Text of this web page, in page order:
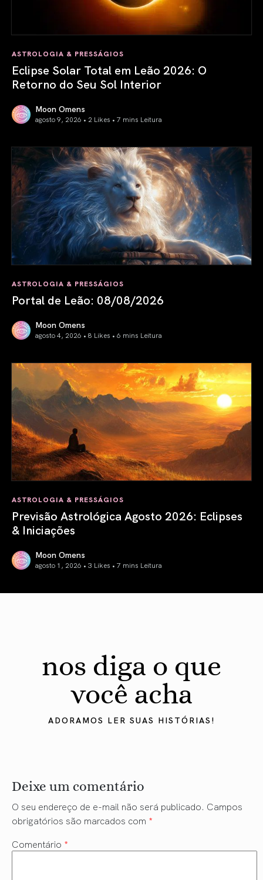
ASTROLOGIA & PRESSÁGIOS
Eclipse Solar Total em Leão 2026: O
Retorno do Seu Sol Interior
Moon Omens
agosto 9, 2026 • 2 Likes • 7 mins Leitura
ASTROLOGIA & PRESSÁGIOS
Portal de Leão: 08/08/2026
Moon Omens
agosto 4, 2026 • 8 Likes • 6 mins Leitura
ASTROLOGIA & PRESSÁGIOS
Previsão Astrológica Agosto 2026: Eclipses
& Iniciações
Moon Omens
agosto 1, 2026 • 3 Likes • 7 mins Leitura
nos diga o que
você acha
ADORAMOS LER SUAS HISTÓRIAS!
Deixe um comentário
O seu endereço de e-mail não será publicado. Campos
obrigatórios são marcados com *
Comentário *